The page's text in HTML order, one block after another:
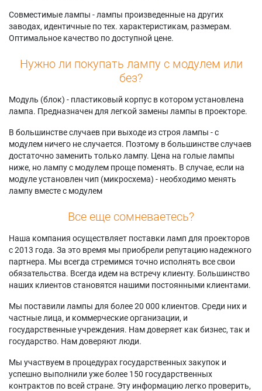
Совместимые лампы - лампы произведенные на других
заводах, идентичные по тех. характеристикам, размерам.
Оптимальное качество по доступной цене.
Нужно ли покупать лампу с модулем или
без?
Модуль (блок) - пластиковый корпус в котором установлена
лампа. Предназначен для легкой замены лампы в проекторе.
В большинстве случаев при выходе из строя лампы - с
модулем ничего не случается. Поэтому в большинстве случаев
достаточно заменить только лампу. Цена на голые лампы
ниже, но лампу с модулем проще поменять. В случае, если на
модуле установлен чип (микросхема) - необходимо менять
лампу вместе с модулем
Все еще сомневаетесь?
Наша компания осуществляет поставки ламп для проекторов
с 2013 года. За это время мы приобрели репутацию надежного
партнера. Мы всегда стремимся точно исполнять все свои
обязательства. Всегда идем на встречу клиенту. Большинство
наших клиентов становятся нашими постоянными клиентами.
Мы поставили лампы для более 20 000 клиентов. Среди них и
частные лица, и коммерческие организации, и
государственные учреждения. Нам доверяет как бизнес, так и
государство. Нам доверяют люди.
Мы участвуем в процедурах государственных закупок и
успешно выполнили уже более 150 государственных
контрактов по всей стране. Эту информацию легко проверить,